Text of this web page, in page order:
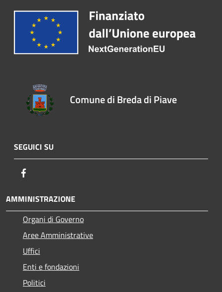
Comune di Breda di Piave
SEGUICI SU
AMMINISTRAZIONE
Organi di Governo
Aree Amministrative
Uffici
Enti e fondazioni
Politici